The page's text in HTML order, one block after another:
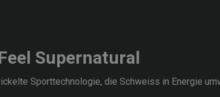
Supernatural
Sporttechnologie, die Schweiss in Energie